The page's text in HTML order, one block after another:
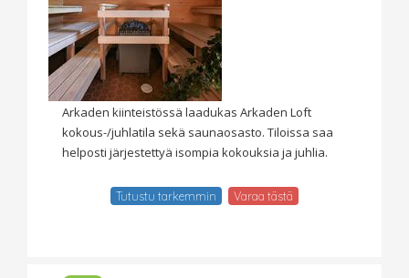
Arkaden kiinteistössä laadukas Arkaden Loft
kokous-/juhlatila sekä saunaosasto. Tiloissa saa
helposti järjestettyä isompia kokouksia ja juhlia.
Tutustu tarkemmin Varaa tästä